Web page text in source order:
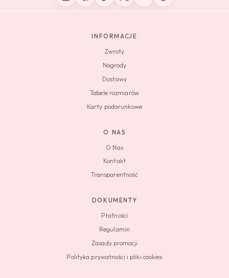
INFORMACJE
Zwroty
Nagrody
Dostawy
Tabele rozmiarów
Karty podarunkowe
O NAS
O Nas
Kontakt
Transparentność
DOKUMENTY
Płatności
Regulamin
Zasady promocji
Polityka prywatności i pliki cookies